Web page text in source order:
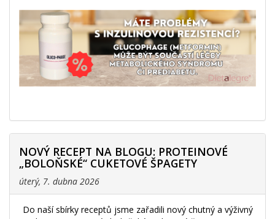
NOVÝ RECEPT NA BLOGU: PROTEINOVÉ
„BOLOŇSKÉ“ CUKETOVÉ ŠPAGETY
úterý, 7. dubna 2026
Do naší sbírky receptů jsme zařadili nový chutný a výživný